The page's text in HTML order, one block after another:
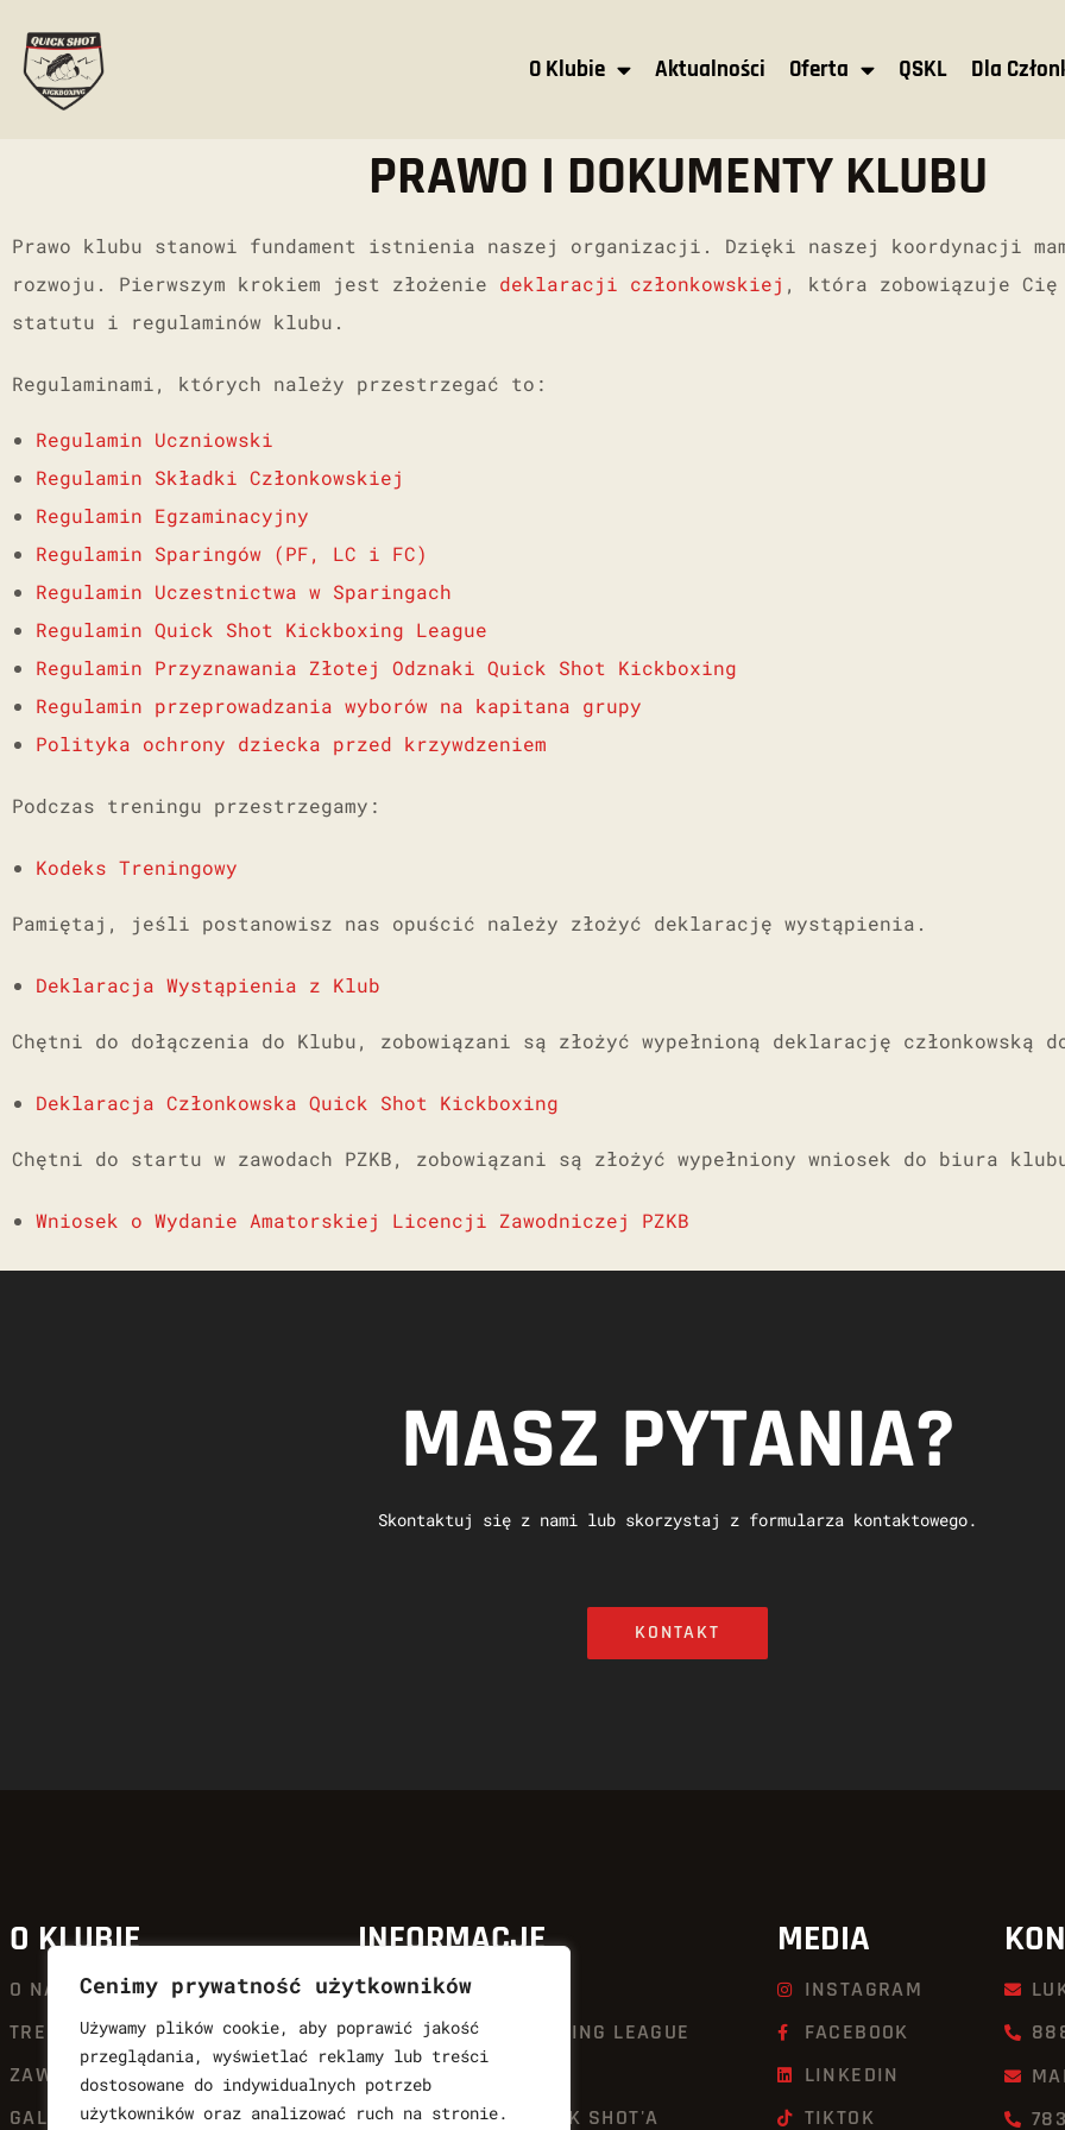
Cenimy prywatność użytkowników
Używamy plików cookie, aby poprawić jakość
przeglądania, wyświetlać reklamy lub treści
dostosowane do indywidualnych potrzeb
użytkowników oraz analizować ruch na stronie.
O Klubie Aktualności Oferta QSKL Dla
PRAWO I DOKUMENTY KLUBU
Prawo klubu stanowi fundament istnienia naszej organizacji. Dzięki naszej koordynacji
rozwoju. Pierwszym krokiem jest złożenie deklaracji członkowskiej , która zobowiązuje
statutu i regulaminów klubu.
Regulaminami, których należy przestrzegać to:
Regulamin Uczniowski
Regulamin Składki Członkowskiej
Regulamin Egzaminacyjny
Regulamin Sparingów (PF, LC i FC)
Regulamin Uczestnictwa w Sparingach
Regulamin Quick Shot Kickboxing League
Regulamin Przyznawania Złotej Odznaki Quick Shot Kickboxing
Regulamin przeprowadzania wyborów na kapitana grupy
Polityka ochrony dziecka przed krzywdzeniem
Podczas treningu przestrzegamy:
Kodeks Treningowy
Pamiętaj, jeśli postanowisz nas opuścić należy złożyć deklarację wystąpienia.
Deklaracja Wystąpienia z Klub
Chętni do dołączenia do Klubu, zobowiązani są złożyć wypełnioną deklarację członkowską
Deklaracja Członkowska Quick Shot Kickboxing
Chętni do startu w zawodach PZKB, zobowiązani są złożyć wypełniony wniosek do biura
Wniosek o Wydanie Amatorskiej Licencji Zawodniczej PZKB
MASZ PYTANIA?
Skontaktuj się z nami lub skorzystaj z formularza kontaktowego.
KONTAKT
O KLUBIE
O NAS
TRENERZY
ZAWODNICY
GALERIA SŁAW
INFORMACJE
AKTUALNOŚCI
QUICK SHOT KICKBOXING LEAGUE
OFERTA
DLA CZŁONKÓW QUICK SHOT'A
MEDIA
INSTAGRAM
FACEBOOK
LINKEDIN
TIKTOK